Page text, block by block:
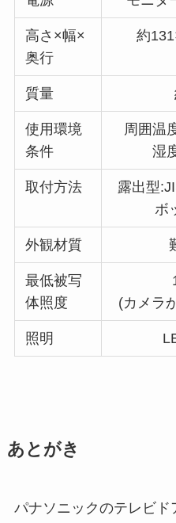
高さ×幅×
奥行
約
質量
使用環境
条件
周囲温
湿
取付方法
露出型
ボ
外観材質
最低被写
体照度
(カメラ
照明
あとがき
パナソニックのテレビ